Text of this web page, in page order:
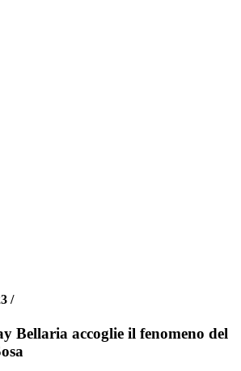
/
Bellaria accoglie il fenomeno del